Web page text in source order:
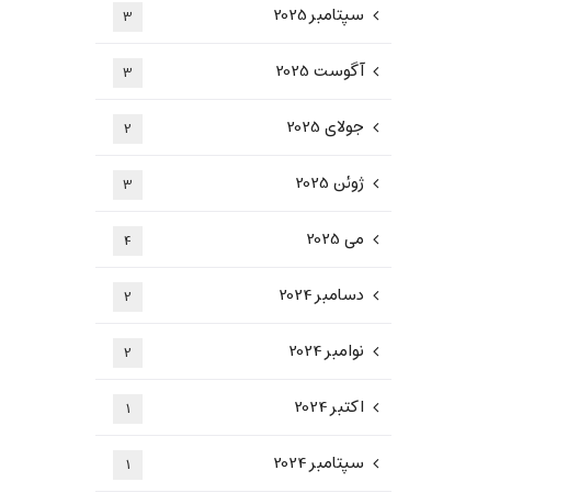
سپتامبر 2025 3
آگوست 2025 3
جولای 2025 2
ژوئن 2025 3
می 2025 4
دسامبر 2024 2
نوامبر 2024 2
اکتبر 2024 1
سپتامبر 2024 1